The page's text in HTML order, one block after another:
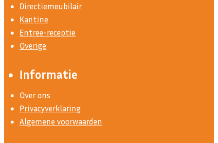
Directiemeubilair
Kantine
Entree-receptie
Overige
Informatie
Over ons
Privacyverklaring
Algemene voorwaarden